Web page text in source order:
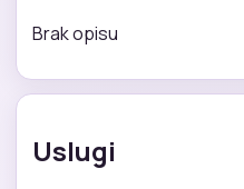
Brak opisu
Uslugi